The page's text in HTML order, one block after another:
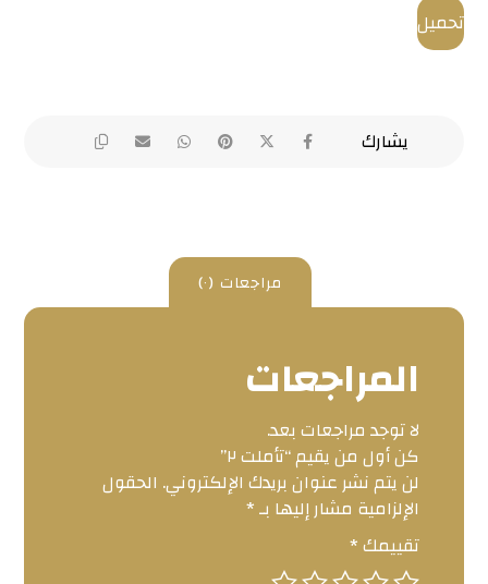
تحميل
مراجعات (٠)
المراجعات
لا توجد مراجعات بعد.
كن أول من يقيم “تأملت ٢”
لن يتم نشر عنوان بريدك الإلكتروني. الحقول
الإلزامية مشار إليها بـ*
تقييمك*